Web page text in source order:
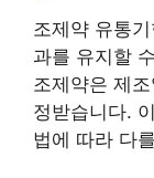
조제약 유통
과를 유지할
조제약은 제
정받습니다.
법에 따라 다